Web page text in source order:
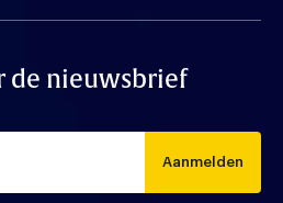
de nieuwsbrief
Aanmelden